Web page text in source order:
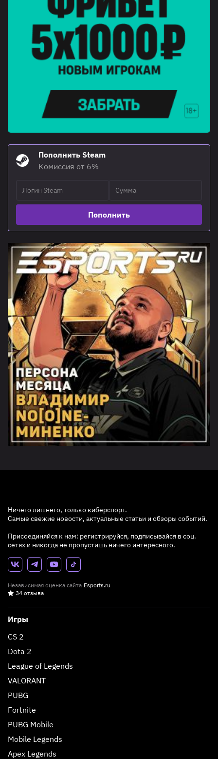
Пополнить Steam
Комиссия от 6%
Пополнить
Ничего лишнего, только киберспорт.
Самые свежие новости, актуальные статьи и обзоры событий.
Присоединяйся к нам: регистрируйся, подписывайся в соц.
сетях и никогда не пропустишь ничего интересного.
Независимая оценка сайта Esports.ru
34 отзыва
Игры
CS 2
Dota 2
League of Legends
VALORANT
PUBG
Fortnite
PUBG Mobile
Mobile Legends
Apex Legends